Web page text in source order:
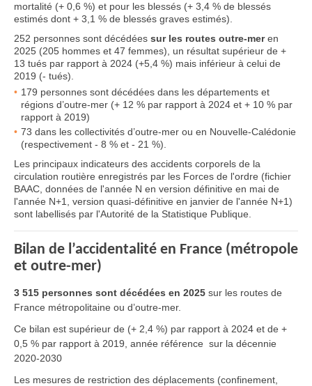
mortalité (+ 0,6 %) et pour les blessés (+ 3,4 % de blessés
estimés dont + 3,1 % de blessés graves estimés).
252 personnes sont décédées sur les routes outre-meren
2025 (205 hommes et 47 femmes), un résultat supérieur de +
13 tués par rapport à 2024 (+5,4 %) mais inférieur à celui de
2019 (- tués).
179 personnes sont décédées dans les départements et
régions d’outre-mer (+ 12 % par rapport à 2024 et + 10 % par
rapport à 2019)
73 dans les collectivités d’outre-mer ou en Nouvelle-Calédonie
(respectivement - 8 % et - 21 %).
Les principaux indicateurs des accidents corporels de la
circulation routière enregistrés par les Forces de l'ordre (fichier
BAAC, données de l'année N en version définitive en mai de
l'année N+1, version quasi-définitive en janvier de l'année N+1)
sont labellisés par l'Autorité de la Statistique Publique.
Bilan de l’accidentalité en France (métropole
et outre-mer)
3 515 personnes sont décédées en 2025 sur les routes de
France métropolitaine ou d’outre-mer.
Ce bilan est supérieur de (+ 2,4 %) par rapport à 2024 et de +
0,5 % par rapport à 2019, année référence sur la décennie
2020-2030
Les mesures de restriction des déplacements (confinement,